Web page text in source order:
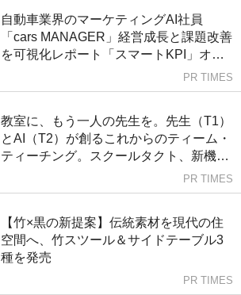
自動車業界のマーケティングAI社員
「cars MANAGER」経営成長と課題改善
を可視化レポート「スマートKPI」オプ
PR TIMES
教室に、もう一人の先生を。先生（T1）
とAI（T2）が創るこれからのティーム・
ティーチング。スクールタクト、新機能
「TUNE（チューン）β版」をリリース
PR TIMES
【竹×黒の新提案】伝統素材を現代の住
空間へ、竹スツール＆サイドテーブル3
種を発売
PR TIMES